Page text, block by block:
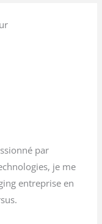
par
je me
entreprise en